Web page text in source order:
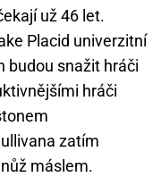
už 46 let.
Placid univerzitní
budou snažit hráči
hráči
zatím
máslem.